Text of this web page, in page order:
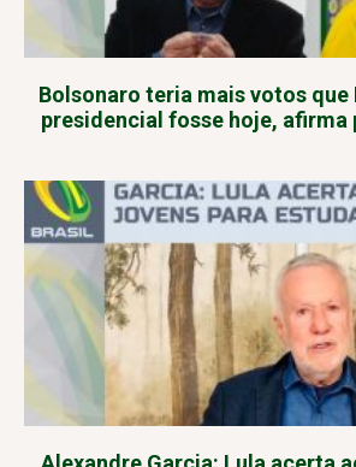
Bolsonaro teria mais votos que
presidencial fosse hoje, afirma